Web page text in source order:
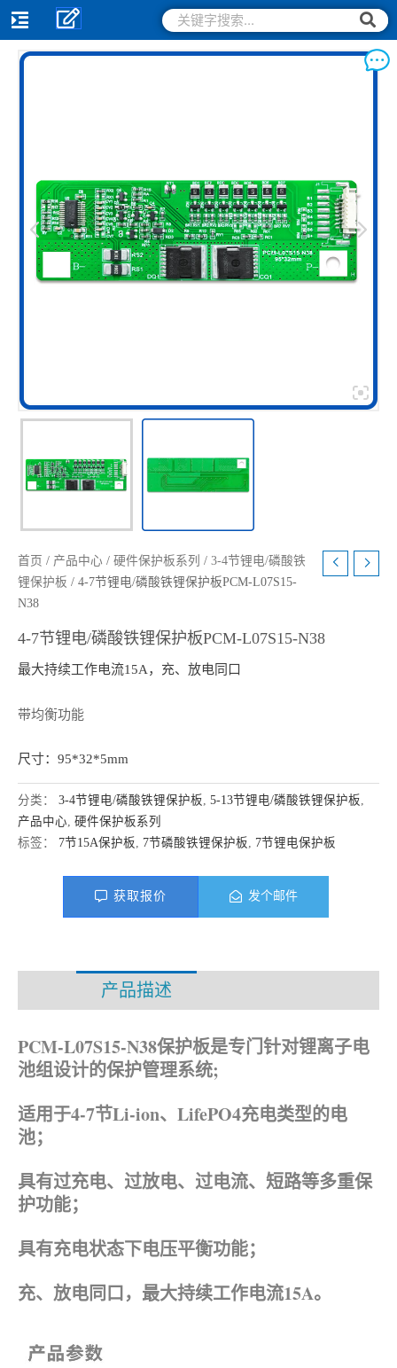
跳
至
搜
索
搜
索
首页 / 产品中心 / 硬件保护板系列 / 3-4节锂电/磷酸铁
锂保护板 / 4-7节锂电/磷酸铁锂保护板PCM-L07S15-
N38
4-7节锂电/磷酸铁锂保护板PCM-L07S15-N38
最大持续工作电流15A，充、放电同口
带均衡功能
尺寸：95*32*5mm
分类： 3-4节锂电/磷酸铁锂保护板 5-13节锂电/磷酸铁锂保护板
产品中心 硬件保护板系列
标签： 7节15A保护板 7节磷酸铁锂保护板 7节锂电保护板
获取报价 发个邮件
产品描述
PCM-L07S15-N38保护板是专门针对锂离子电
池组设计的保护管理系统;
适用于4-7节Li-ion、 LifePO4充电类型的电
池；
具有过充电、过放电、过电流、短路等多重保
护功能；
具有充电状态下电压平衡功能；
充、放电同口，最大持续工作电流15A。